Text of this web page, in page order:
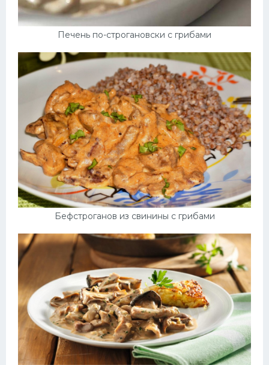
Печень по-строгановски с грибами
Бефстроганов из свинины с грибами